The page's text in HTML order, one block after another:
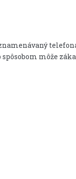
môže